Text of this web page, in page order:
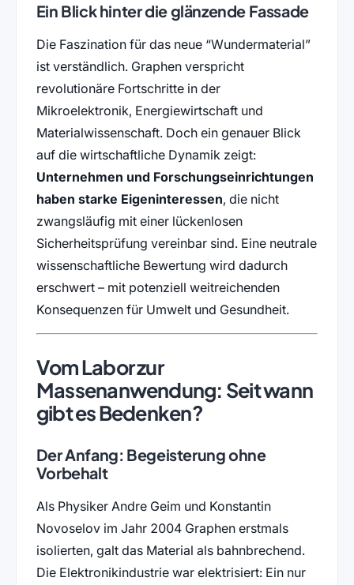
Ein Blick hinter die glänzende Fassade
Die Faszination für das neue “Wundermaterial”
ist verständlich. Graphen verspricht
revolutionäre Fortschritte in der
Mikroelektronik, Energiewirtschaft und
Materialwissenschaft. Doch ein genauer Blick
auf die wirtschaftliche Dynamik zeigt:
Unternehmen und Forschungseinrichtungen
haben starke Eigeninteressen, die nicht
zwangsläufig mit einer lückenlosen
Sicherheitsprüfung vereinbar sind. Eine neutrale
wissenschaftliche Bewertung wird dadurch
erschwert – mit potenziell weitreichenden
Konsequenzen für Umwelt und Gesundheit.
Vom Labor zur
Massenanwendung: Seit wann
gibt es Bedenken?
Der Anfang: Begeisterung ohne
Vorbehalt
Als Physiker Andre Geim und Konstantin
Novoselov im Jahr 2004 Graphen erstmals
isolierten, galt das Material als bahnbrechend.
Die Elektronikindustrie war elektrisiert: Ein nur